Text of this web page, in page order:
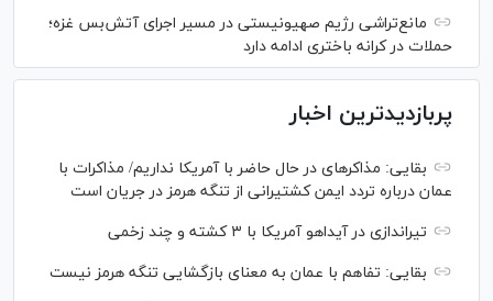
مانع‌تراشی رژیم صهیونیستی در مسیر اجرای آتش‌بس غزه؛
حملات در کرانه باختری ادامه دارد
پربازدیدترین اخبار
بقایی: مذاکره‎ای در حال حاضر با آمریکا نداریم/ مذاکرات با
عمان درباره تردد ایمن کشتیرانی از تنگه هرمز در جریان است
تیراندازی در آیداهو آمریکا با ۳ کشته و چند زخمی
بقایی: تفاهم با عمان به معنای بازگشایی تنگه هرمز نیست